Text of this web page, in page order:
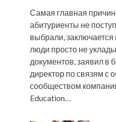
Самая главная
абитуриенты не
выбрали,
люди просто не
документов, заявил в
директор по связям с
сообществом
Education…